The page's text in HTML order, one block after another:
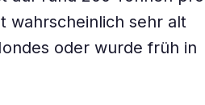
wahrscheinlich sehr alt
oder wurde früh in